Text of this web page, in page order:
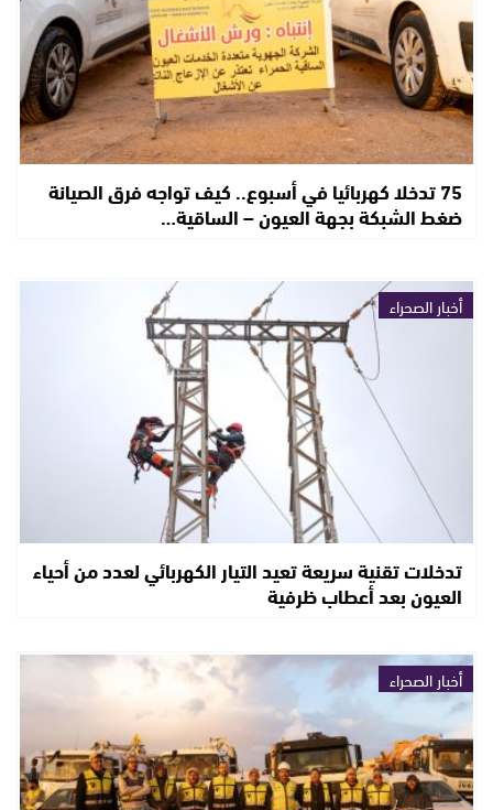
75 تدخلا كهربائيا في أسبوع.. كيف تواجه فرق الصيانة
ضغط الشبكة بجهة العيون – الساقية…
أخبار الصحراء
تدخلات تقنية سريعة تعيد التيار الكهربائي لعدد من أحياء
العيون بعد أعطاب ظرفية
أخبار الصحراء